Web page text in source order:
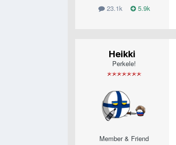
23.1k 5.9k
Heikki
Perkele!
Member & Friend